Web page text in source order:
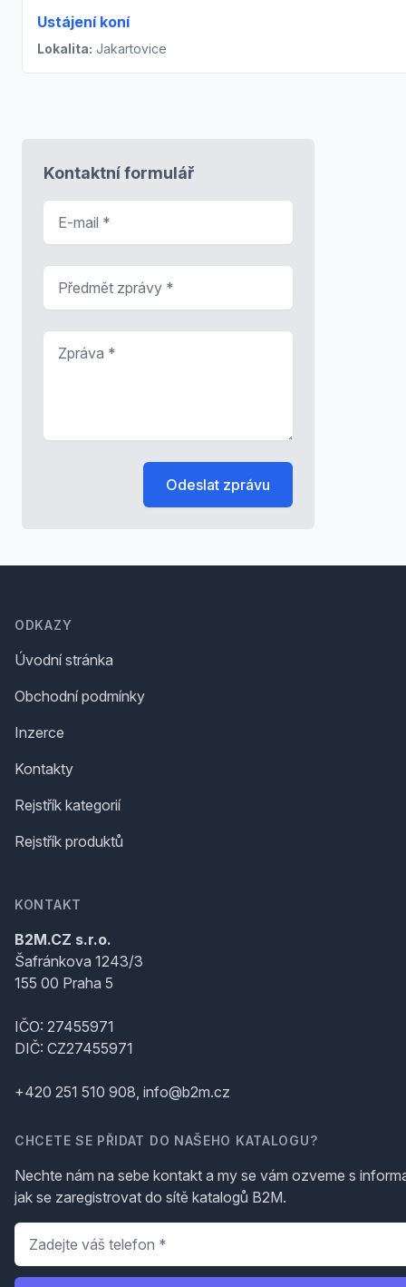
Ustájení koní
Lokalita: Jakartovice
Kontaktní formulář
Odeslat zprávu
ODKAZY
Úvodní stránka
Obchodní podmínky
Inzerce
Kontakty
Rejstřík kategorií
Rejstřík produktů
KONTAKT
B2M.CZ s.r.o.
Šafránkova 1243/3
155 00 Praha 5
IČO: 27455971
DIČ: CZ27455971
+420 251 510 908, info@b2m.cz
CHCETE SE PŘIDAT DO NAŠEHO KATALOGU?
Nechte nám na sebe kontakt a my se vám ozveme s
jak se zaregistrovat do sítě katalogů B2M.
Telefon